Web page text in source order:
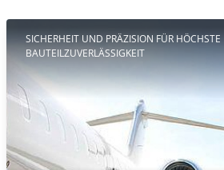
SICHERHEIT UND PRÄZISION FÜR HÖCHSTE
BAUTEILZUVERLÄSSIGKEIT